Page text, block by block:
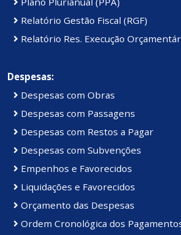
Relatório Gestão Fiscal (RGF)
Relatório Res. Execução
Despesas:
Despesas com Obras
Despesas com Passagens
Despesas com Restos a Pagar
Despesas com Subvenções
Empenhos e Favorecidos
Liquidações e Favorecidos
Orçamento das Despesas
Ordem Cronológica dos